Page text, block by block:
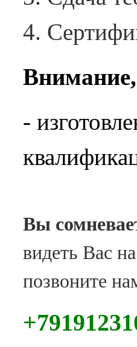
-
Вы
видеть Вас
позвоните